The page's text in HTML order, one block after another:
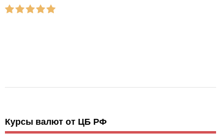
Курсы валют от ЦБ РФ